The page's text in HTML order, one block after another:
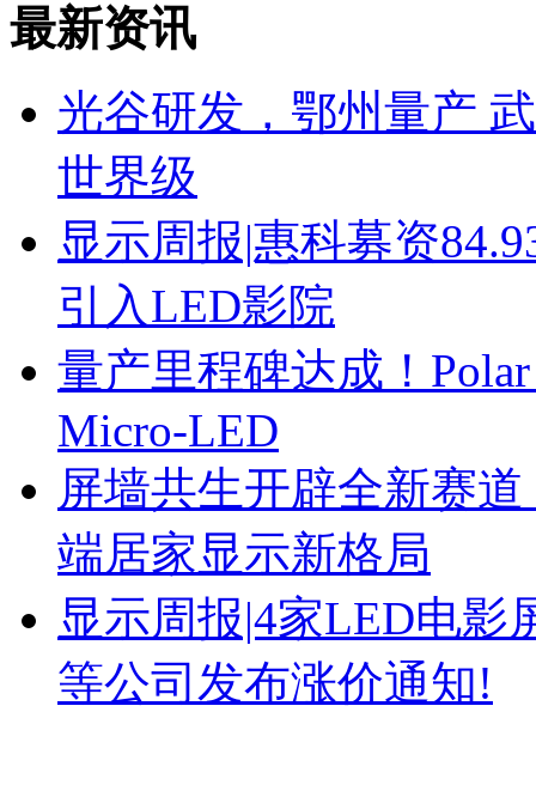
最新资讯
光谷研发，鄂州量产
世界级
显示周报|惠科募资
引入LED影院
量产里程碑达成！
Micro-LED
屏墙共生开辟全新赛
端居家显示新格局
显示周报|4家LED电影
等公司发布涨价通知!